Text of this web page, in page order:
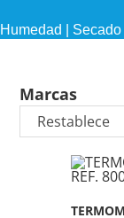
Humedad |
Marcas